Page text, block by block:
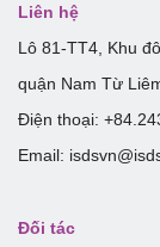
Liên hệ
Lô 81-TT4, Khu
quận Nam Từ
Điện thoại:
Email:
Đối tác